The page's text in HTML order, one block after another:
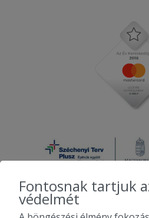
Fontosnak tartjuk
védelmét